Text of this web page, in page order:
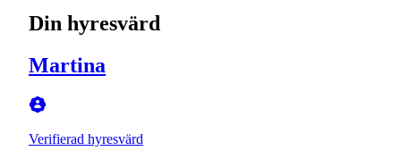
Din hyresvärd
Martina
Verifierad hyresvärd